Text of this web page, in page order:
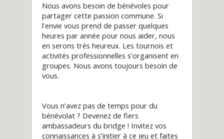
Nous avons besoin de bénévoles pour
partager cette passion commune. Si
l’envie vous prend de passer quelques
heures par année pour nous aider, nous
en serons très heureux. Les tournois et
activités professionnelles s’organisent en
groupes. Nous avons toujours besoin de
vous.
Vous n’avez pas de temps pour du
bénévolat ? Devenez de fiers
ambassadeurs du bridge ! Invitez vos
connaissances à s’initier à ce jeu et faites